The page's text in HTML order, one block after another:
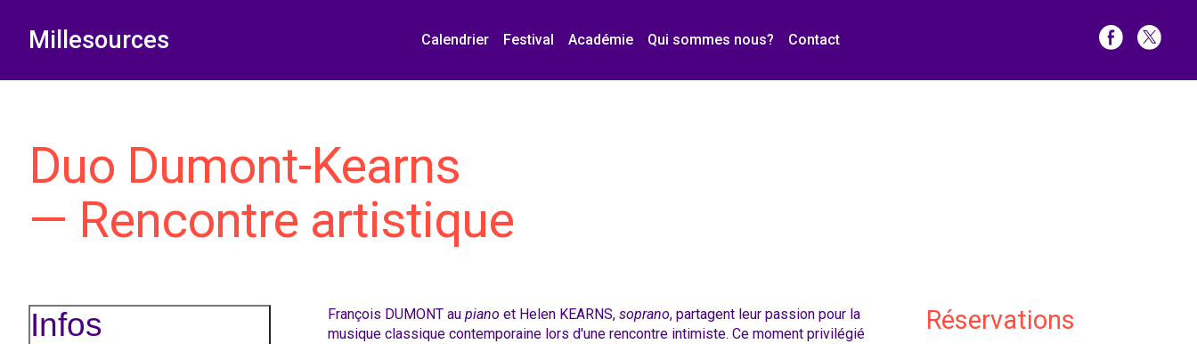
Millesources Calendrier Festival Académie Qui sommes nous? Contact
Duo Dumont-Kearns
— Rencontre artistique
Infos
François DUMONT au piano et Helen KEARNS, soprano, partagent leur passion pour la
musique classique contemporaine lors d'une rencontre intimiste. Ce moment privilégié
Réservations